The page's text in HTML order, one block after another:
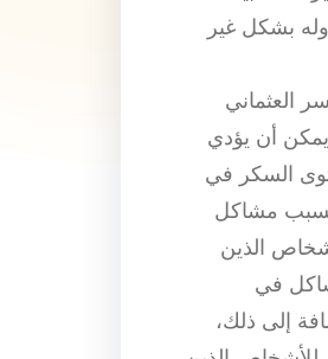
بشكل غير
العثماني
أن يؤدي
السكر في
يسبب مشاكل
الذين
في
إلى ذلك،